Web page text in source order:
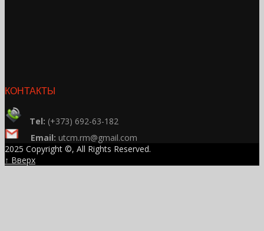
КОНТАКТЫ
Tel: (+373) 692-63-182
Email: utcm.rm@gmail.com
2025 Copyright ©, All Rights Reserved.
↑ Вверх